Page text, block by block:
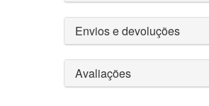
Envios e devoluções
Avaliações